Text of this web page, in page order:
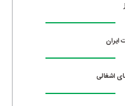
اشغالی